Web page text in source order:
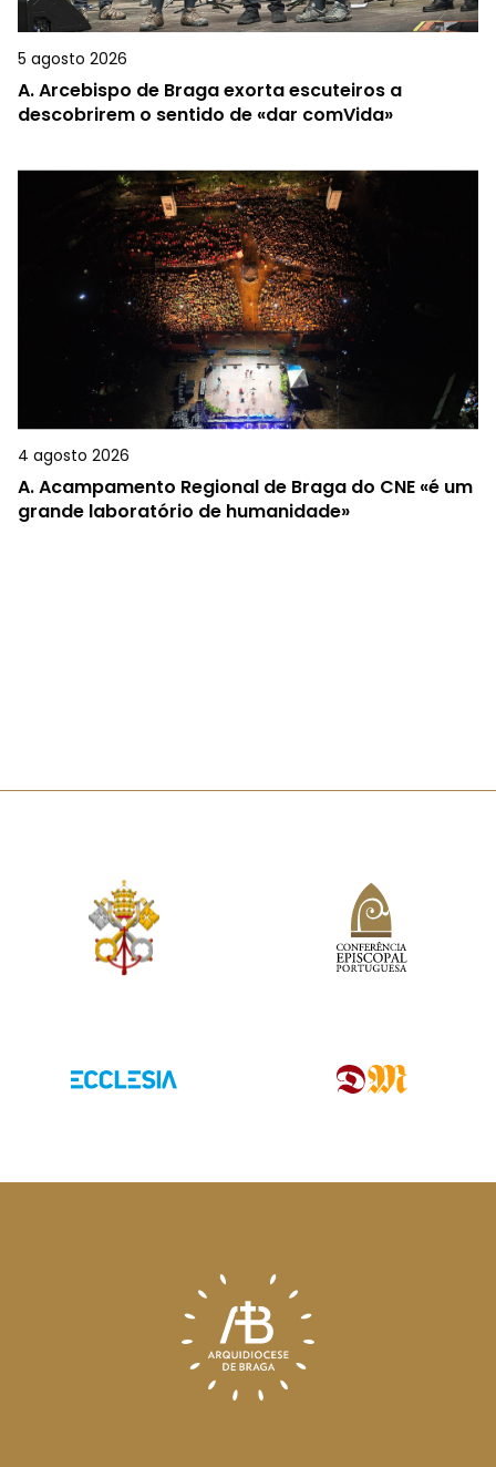
5 agosto 2026
A.Arcebispo de Braga exorta escuteiros a
descobrirem o sentido de «dar comVida»
4 agosto 2026
A.Acampamento Regional de Braga do CNE «é um
grande laboratório de humanidade»